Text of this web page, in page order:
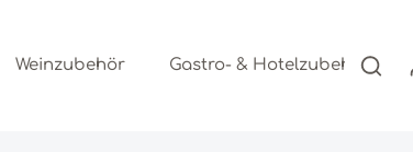
Weinzubehör Gastro- & Hotelzubehör